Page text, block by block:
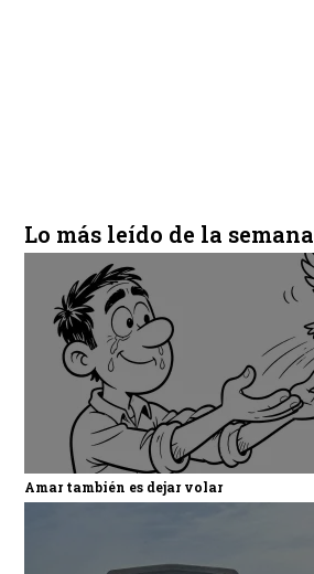
Lo más leído de la semana
Amar también es dejar volar